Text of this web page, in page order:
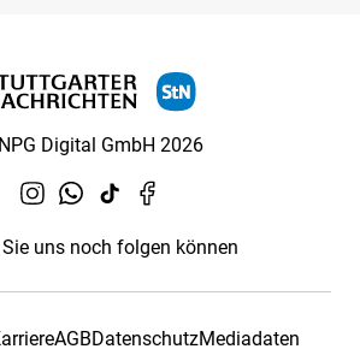
Digital GmbH 2026
uns noch folgen können
AGBDatenschutzMediadaten